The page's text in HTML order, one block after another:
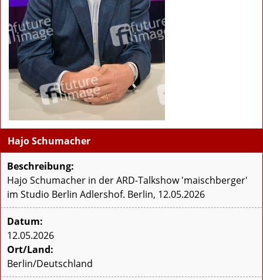
Hajo Schumacher
Beschreibung:
Hajo Schumacher in der ARD-Talkshow 'maischberger'
im Studio Berlin Adlershof. Berlin, 12.05.2026
Datum:
12.05.2026
Ort/Land:
Berlin/Deutschland